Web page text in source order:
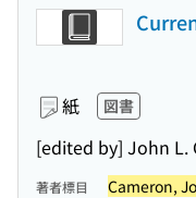
紙 図書
[edited by] John L.
著者標目 Cameron,